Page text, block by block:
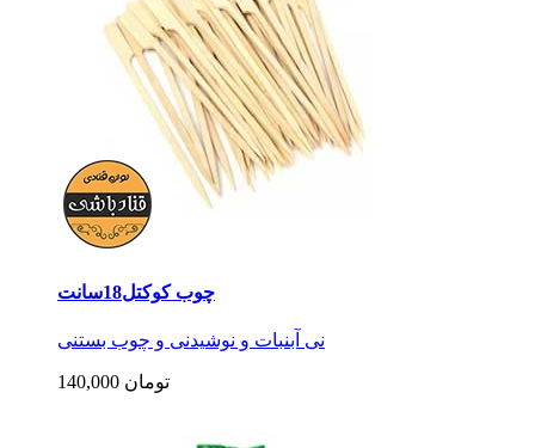
چوب کوکتل18سانت
نی آبنبات و نوشیدنی و چوب بستنی
140,000 تومان